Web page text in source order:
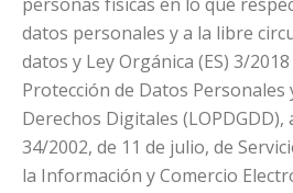
datos personales y a la libre
datos y Ley Orgánica (ES) 3/
Protección de Datos Personales
Derechos Digitales (LOPDGDD),
34/2002, de 11 de julio, de
la Información y Comercio